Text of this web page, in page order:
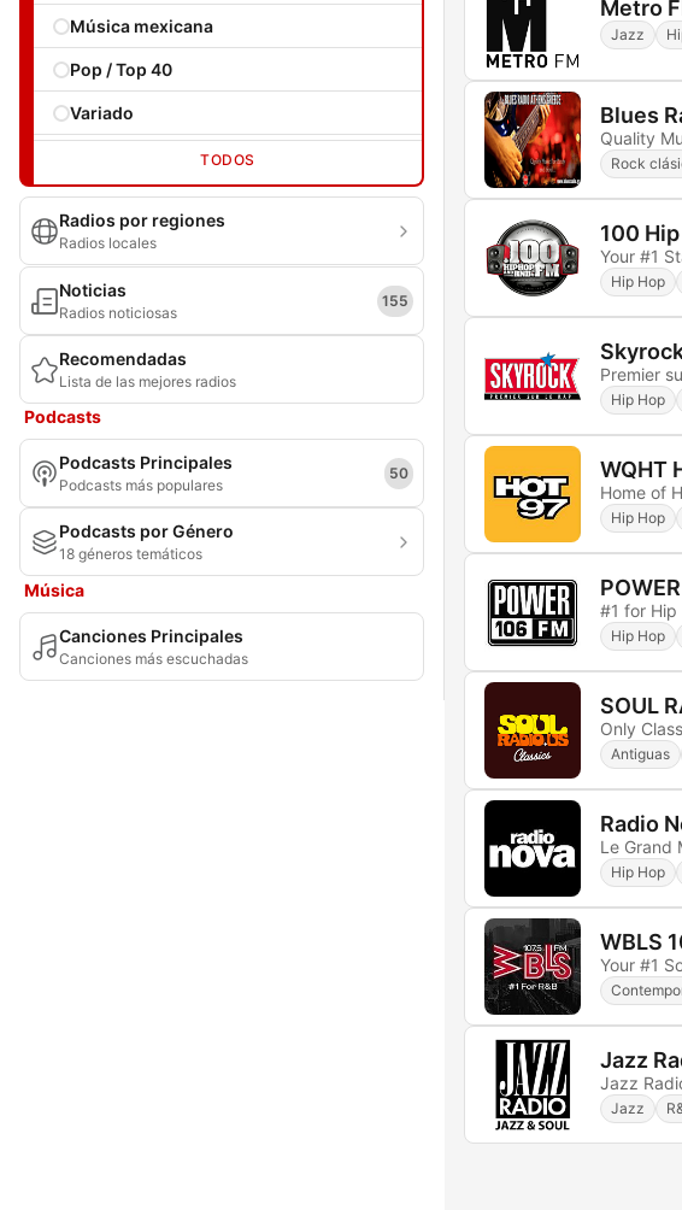
Música mexicana
Pop / Top 40
Variado
TODOS
Radios por regiones
Radios locales
Noticias
Radios noticiosas
155
Recomendadas
Lista de las mejores radios
Podcasts
Podcasts Principales
Podcasts más populares
50
Podcasts por Género
18 géneros temáticos
Música
Canciones Principales
Canciones más escuchadas
Metro
Jazz
Blues
Quality
Rock
100
Your #1
Hip Hop
Premier
Hip Hop
WQHT
Home of
Hip Hop
#1 for Hip
Hip Hop
SOUL
Only
Antiguas
Radio
Le Grand
Hip Hop
WBLS
Your #1
Jazz
Jazz
Jazz